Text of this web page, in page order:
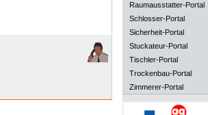
Raumausstatter-Portal
Schlosser-Portal
Sicherheit-Portal
Stuckateur-Portal
Tischler-Portal
Trockenbau-Portal
Zimmerer-Portal